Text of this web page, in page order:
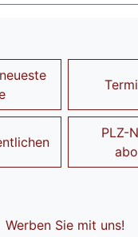
PLZ-
Werben Sie mit uns!